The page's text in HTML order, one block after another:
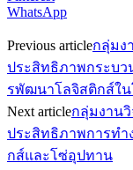
WhatsApp
Previous articleกลุ่มง
ประสิทธิภาพกระบว
รพัฒนาโลจิสติกส์ใน
Next articleกลุ่มงาน
ประสิทธิภาพการทำ
กส์และโซ่อุปทาน